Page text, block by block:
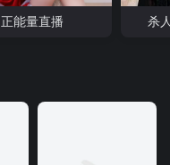
正能量直播 杀